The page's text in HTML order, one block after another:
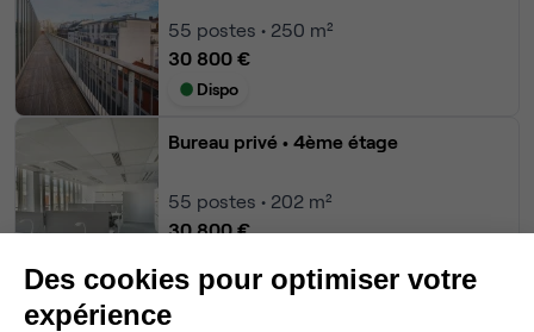
55 postes • 250 m²
30 800 €
Dispo
Bureau privé • 4ème étage
55 postes • 202 m²
30 800 €
Bureau privé
Des cookies pour optimiser votre
expérience